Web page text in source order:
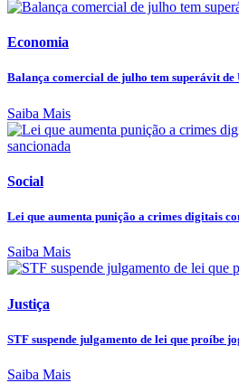
Economia
Balança comercial de julho tem superávit de
Saiba Mais
Social
Lei que aumenta punição a crimes digitais
Saiba Mais
Justiça
STF suspende julgamento de lei que proíbe
Saiba Mais